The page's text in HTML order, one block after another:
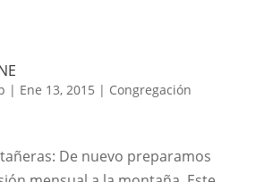
| Ene 13, 2015 | Congregación
De nuevo preparamos